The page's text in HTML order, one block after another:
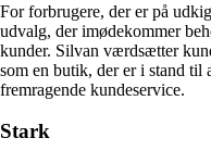
For forbrugere, der er på
udvalg, der imødekommer
kunder. Silvan værdsætter
som en butik, der er i stand
fremragende kundeservice.
Stark